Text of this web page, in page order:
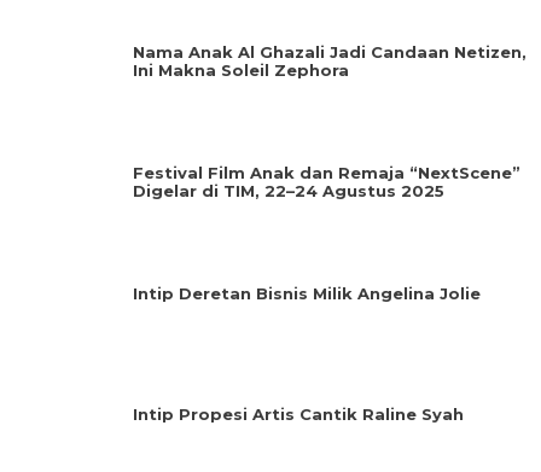
Nama Anak Al Ghazali Jadi Candaan Netizen,
Ini Makna Soleil Zephora
Festival Film Anak dan Remaja “NextScene”
Digelar di TIM, 22–24 Agustus 2025
Intip Deretan Bisnis Milik Angelina Jolie
Intip Propesi Artis Cantik Raline Syah